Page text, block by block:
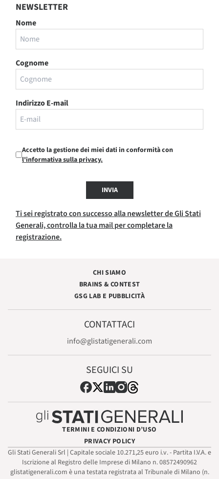
NEWSLETTER
Nome
Cognome
Indirizzo E-mail
Accetto la gestione dei miei dati in conformità con
l'informativa sulla privacy.
INVIA
Ti sei registrato con successo alla newsletter de Gli Stati
Generali, controlla la tua mail per completare la
registrazione.
CHI SIAMO
BRAINS & CONTEST
GSG LAB E PUBBLICITÀ
CONTATTACI
info@glistatigenerali.com
SEGUICI SU
TERMINI E CONDIZIONI D’USO
PRIVACY POLICY
Gli Stati Generali Srl | Capitale sociale 10.271,25 euro i.v. - Partita I.V.A. e
Iscrizione al Registro delle Imprese di Milano n. 08572490962
glistatigenerali.com è una testata registrata al Tribunale di Milano (n.